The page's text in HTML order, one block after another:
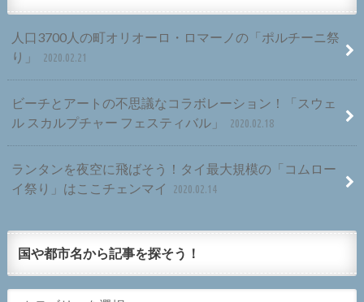
人口3700人の町オリオーロ・ロマーノの「ポルチーニ祭
り」
2020.02.21
ビーチとアートの不思議なコラボレーション！「スウェ
ル スカルプチャー フェスティバル」
2020.02.18
ランタンを夜空に飛ばそう！タイ最大規模の「コムロー
イ祭り」はここチェンマイ
2020.02.14
国や都市名から記事を探そう！